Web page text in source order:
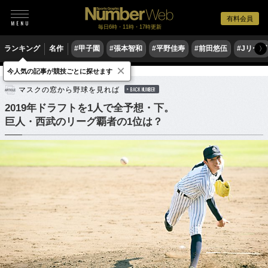
有料会員
毎日6時・11時・17時更新
ランキング 名作 #甲子園 #張本智和 #平野佳寿 #前田悠伍 #Jリーグ
〉
野球 プロ野球 ドラフト会議
マスクの窓から野球を見れば BACK NUMBER
2019年ドラフトを1人で全予想・下。
巨人・西武のリーグ覇者の1位は？
今人気の記事が競技ごとに探せます ×